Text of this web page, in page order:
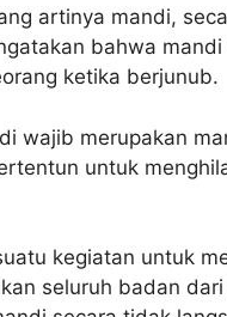
artinya mandi,
bahwa
ketika berjunub.
wajib merupakan
untuk
kegiatan untuk
seluruh badan